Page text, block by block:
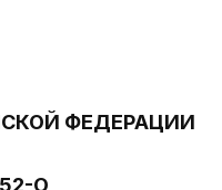
ФЕДЕРАЦИИ
О